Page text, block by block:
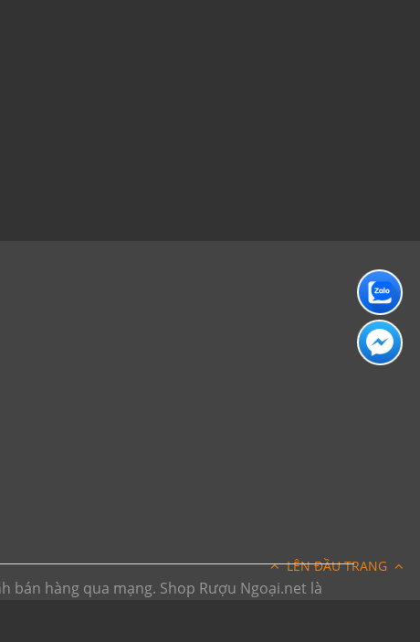
LÊN ĐẦU TRANG
bán hàng qua mạng. Shop Rượu Ngoại.net là